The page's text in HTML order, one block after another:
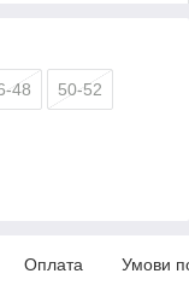
48 50-52
Оплата Умови